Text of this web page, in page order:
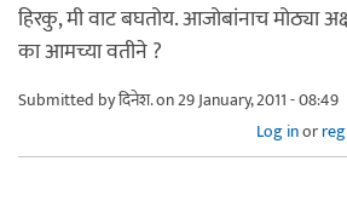
हिरकु, मी वाट बघतोय. आजोबांनाच मोठ्या
का आमच्या वतीने ?
Submitted byदिनेश.on 29 January, 2011 - 08:49
Log inor